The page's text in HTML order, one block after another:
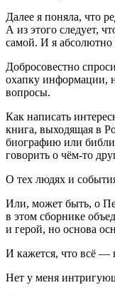
Далее я поняла, что
А из этого следует,
самой. И я абсолютно
Добросовестно
охапку информации,
вопросы.
Как написать
книга, выходящая в
биографию или
говорить о чём-то
О тех людях и
Или, может быть, о
в этом сборнике
и герой, но основа
И кажется, что всё —
Нет у меня